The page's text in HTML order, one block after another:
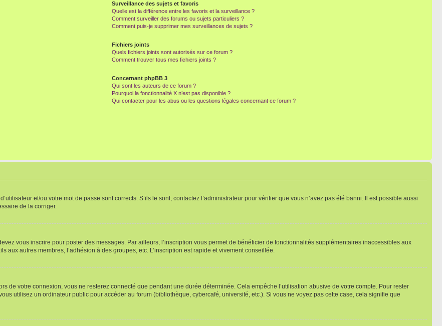
Surveillance des sujets et favoris
Quelle est la différence entre les favoris et la surveillance ?
Comment surveiller des forums ou sujets particuliers ?
Comment puis-je supprimer mes surveillances de sujets ?
Fichiers joints
Quels fichiers joints sont autorisés sur ce forum ?
Comment trouver tous mes fichiers joints ?
Concernant phpBB 3
Qui sont les auteurs de ce forum ?
Pourquoi la fonctionnalité X n’est pas disponible ?
Qui contacter pour les abus ou les questions légales concernant ce forum ?
et/ou votre mot de passe sont corrects. S’ils le sont, contactez l’administrateur pour vérifier que vous n’avez pas été banni. Il est possible aussi
de la corriger.
vous inscrire pour poster des messages. Par ailleurs, l’inscription vous permet de bénéficier de fonctionnalités supplémentaires inaccessibles aux
aux autres membres, l’adhésion à des groupes, etc. L’inscription est rapide et vivement conseillée.
de votre connexion, vous ne resterez connecté que pendant une durée déterminée. Cela empêche l’utilisation abusive de votre compte. Pour rester
utilisez un ordinateur public pour accéder au forum (bibliothèque, cybercafé, université, etc.). Si vous ne voyez pas cette case, cela signifie que